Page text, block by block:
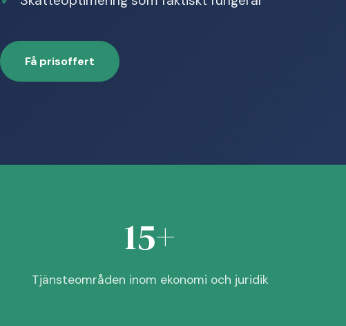
Få prisoffert
15+
Tjänsteområden inom ekonomi och juridik